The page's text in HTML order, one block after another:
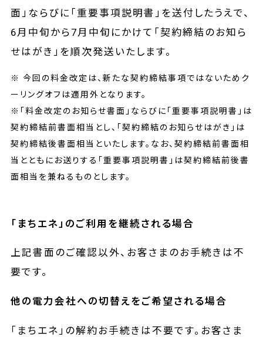
面」ならびに「重要事項説明書」を送付したうえで、
6月中旬から7月中旬にかけて「契約締結のお知ら
せはがき」を順次発送いたします。
※ 今回の料金改定は、新たな契約締結事項ではないためク
ーリングオフは適用外となります。
※「料金改定のお知らせ書面」ならびに「重要事項説明書」は
契約締結前書面相当とし、「契約締結のお知らせはがき」は
契約締結後書面相当といたします。なお、契約締結前書面相
当とともにお送りする「重要事項説明書」は契約締結前後書
面相当を兼ねるものとします。
「まちエネ」のご利用を継続される場合
上記書面のご確認以外、お客さまのお手続きは不
要です。
他の電力会社への切替えをご希望される場合
「まちエネ」の解約お手続きは不要です。お客さま